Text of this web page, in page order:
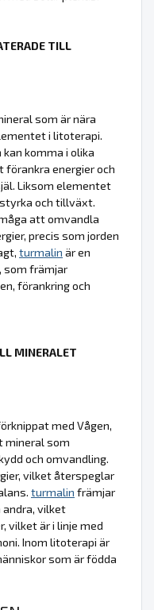
TILL
som är nära
i litoterapi.
komma i olika
förankra energier och
Liksom elementet
och tillväxt.
att omvandla
precis som jorden
turmalin är en
som främjar
förankring och
MINERALET
med Vågen,
som
och omvandling.
vilket återspeglar
turmalin främjar
vilket
vilket är i linje med
Inom litoterapi är
som är födda